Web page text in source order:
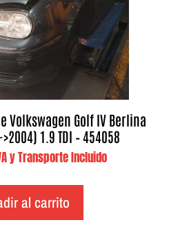
Volkswagen Golf IV Berlina
1.9 TDI – 454058
y Transporte Incluido
al carrito